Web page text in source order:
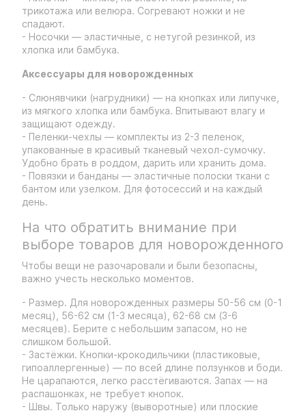
трикотажа или велюра. Согревают ножки и не
спадают.
- Носочки — эластичные, с нетугой резинкой, из
хлопка или бамбука.
Аксессуары для новорожденных
- Слюнявчики (нагрудники) — на кнопках или липучке,
из мягкого хлопка или бамбука. Впитывают влагу и
защищают одежду.
- Пеленки-чехлы — комплекты из 2-3 пеленок,
упакованные в красивый тканевый чехол-сумочку.
Удобно брать в роддом, дарить или хранить дома.
- Повязки и банданы — эластичные полоски ткани с
бантом или узелком. Для фотосессий и на каждый
день.
На что обратить внимание при
выборе товаров для новорожденного
Чтобы вещи не разочаровали и были безопасны,
важно учесть несколько моментов.
- Размер. Для новорожденных размеры 50-56 см (0-1
месяц), 56-62 см (1-3 месяца), 62-68 см (3-6
месяцев). Берите с небольшим запасом, но не
слишком большой.
- Застёжки. Кнопки-крокодильчики (пластиковые,
гипоаллергенные) — по всей длине ползунков и боди.
Не царапаются, легко расстёгиваются. Запах — на
распашонках, не требует кнопок.
- Швы. Только наружу (выворотные) или плоские